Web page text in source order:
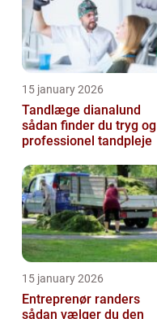
15 january 2026
Tandlæge dianalund
sådan finder du tryg og
professionel tandpleje
15 january 2026
Entreprenør randers
sådan vælger du den